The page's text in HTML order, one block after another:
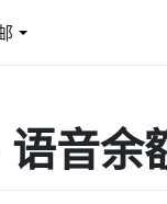
彩信
/视频彩信
业解决方案
玩家活跃度音余